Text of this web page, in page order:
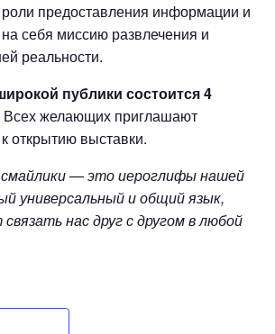
предоставления информации и
себя миссию развлечения и
реальности.
публики состоится 4
Всех желающих приглашают
открытию выставки.
— это иероглифы нашей
универсальный и общий язык,
нас друг с другом в любой